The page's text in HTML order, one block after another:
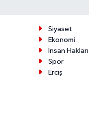
Siyaset
Ekonomi
İnsan Hakları
Spor
Erciş